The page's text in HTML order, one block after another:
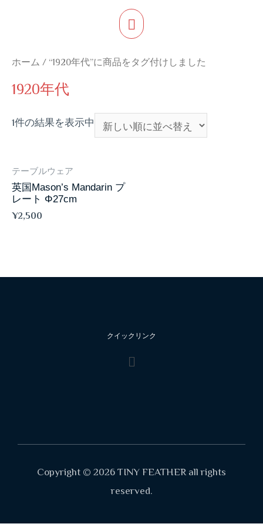
ホーム / “1920年代”に商品をタグ付けしました
1920年代
1件の結果を表示中
テーブルウェア
英国Mason’s Mandarin プ
レート Φ27cm
¥2,500
クイックリンク
Copyright © 2026 TINY FEATHER all rights
reserved.